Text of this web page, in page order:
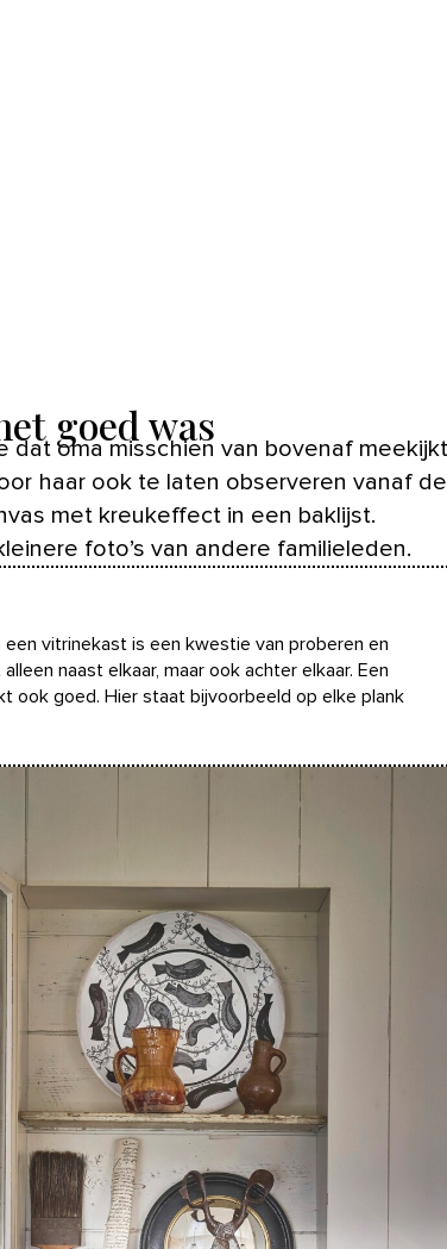
goed was
haar ook te laten observeren vanaf de
met kreukeffect in een baklijst.
foto’s van andere familieleden.
een vitrinekast is een kwestie van proberen en
naast elkaar, maar ook achter elkaar. Een
ook goed. Hier staat bijvoorbeeld op elke plank